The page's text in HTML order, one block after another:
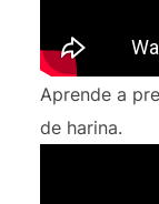
Aprende a
de harina.